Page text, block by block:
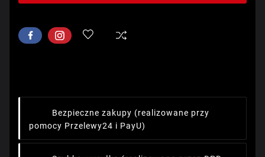
Bezpieczne zakupy (realizowane przy
pomocy Przelewy24 i PayU)